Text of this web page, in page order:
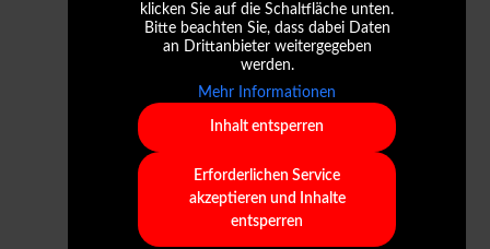
klicken Sie auf die Schaltfläche unten.
Bitte beachten Sie, dass dabei Daten
an Drittanbieter weitergegeben
werden.
Mehr Informationen
Inhalt entsperren
Erforderlichen Service
akzeptieren und Inhalte
entsperren